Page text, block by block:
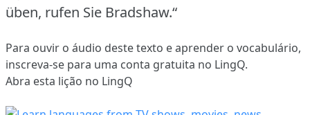
üben, rufen Sie Bradshaw.“
Para ouvir o áudio deste texto e aprender o vocabulário,
inscreva-se para uma conta gratuita no LingQ.
Abra esta lição no LingQ